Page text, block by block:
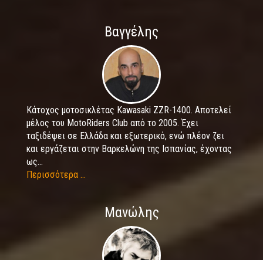
Βαγγέλης
Κάτοχος μοτοσικλέτας Kawasaki ZZR-1400. Αποτελεί
μέλος του MotoRiders Club από το 2005. Έχει
ταξιδέψει σε Ελλάδα και εξωτερικό, ενώ πλέον ζει
και εργάζεται στην Βαρκελώνη της Ισπανίας, έχοντας
ως...
Περισσότερα ...
Μανώλης